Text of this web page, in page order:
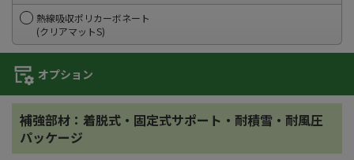
熱線吸収ポリカーボネート
(クリアマットS)
オプション
補強部材：着脱式・固定式サポート・耐積雪・耐風圧
パッケージ